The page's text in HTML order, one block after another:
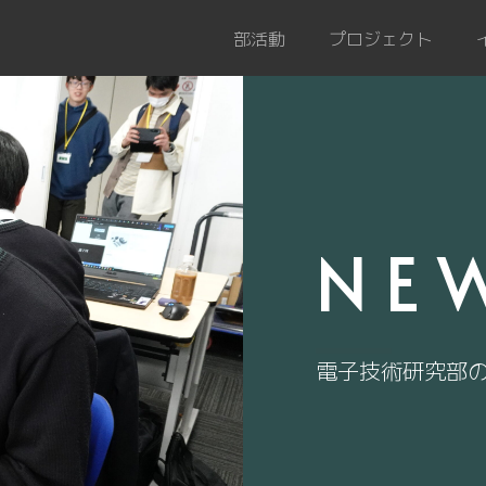
部活動 プロジェクト
電子技術研究部